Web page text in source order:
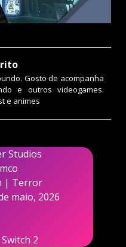
Gosto de acompanha
e outros videogames.
e animes
Studios
| Terror
maio, 2026
2